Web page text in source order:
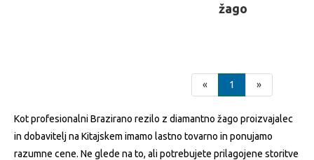
žago
« 1 »
Kot profesionalni Brazirano rezilo z diamantno žago proizvajalec
in dobavitelj na Kitajskem imamo lastno tovarno in ponujamo
razumne cene. Ne glede na to, ali potrebujete prilagojene storitve